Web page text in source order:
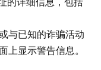
与已知的诈骗活动
上显示警告信息。